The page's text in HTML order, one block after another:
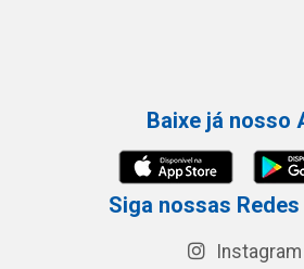
Baixe já nosso
Siga nossas
Instagram